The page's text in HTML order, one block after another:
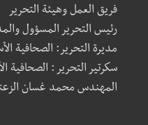
فريق العمل وهيئة التحرير
رئيس التحرير المسؤول
مديرة التحرير: الصحافية
سكرتير التحرير : الصحافية
المهندس محمد غسان